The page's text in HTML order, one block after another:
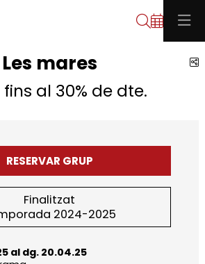
Cerca
Les mares
al 30% de dte.
RESERVAR GRUP
Finalitzat
2024-2025
al dg. 20.04.25